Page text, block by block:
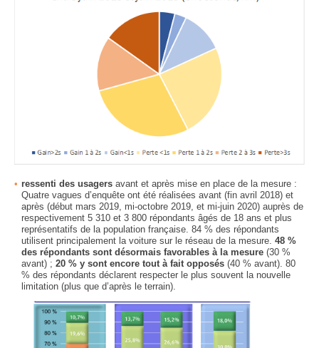
ressenti des usagers avant et après mise en place de la mesure :
Quatre vagues d’enquête ont été réalisées avant (fin avril 2018) et
après (début mars 2019, mi-octobre 2019, et mi-juin 2020) auprès de
respectivement 5 310 et 3 800 répondants âgés de 18 ans et plus
représentatifs de la population française. 84 % des répondants
utilisent principalement la voiture sur le réseau de la mesure. 48 %
des répondants sont désormais favorables à la mesure (30 %
avant) ; 20 % y sont encore tout à fait opposés (40 % avant). 80
% des répondants déclarent respecter le plus souvent la nouvelle
limitation (plus que d’après le terrain).